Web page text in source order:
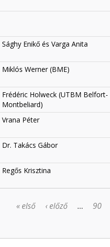
Sághy Enikő és Varga Anita
Miklós Werner (BME)
Frédéric Holweck (UTBM Belfort-
Montbeliard)
Vrana Péter
Dr. Takács Gábor
Regős Krisztina
« első ‹ előző … 90